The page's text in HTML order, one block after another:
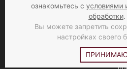
© 1997 - 2026 «Мир брюк»
а
ознакомьтесь с условиями
обработки.
Вы можете запретить
настройках своего